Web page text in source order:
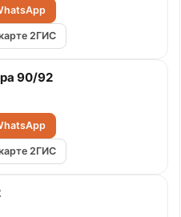
2ГИС
90/92
2ГИС